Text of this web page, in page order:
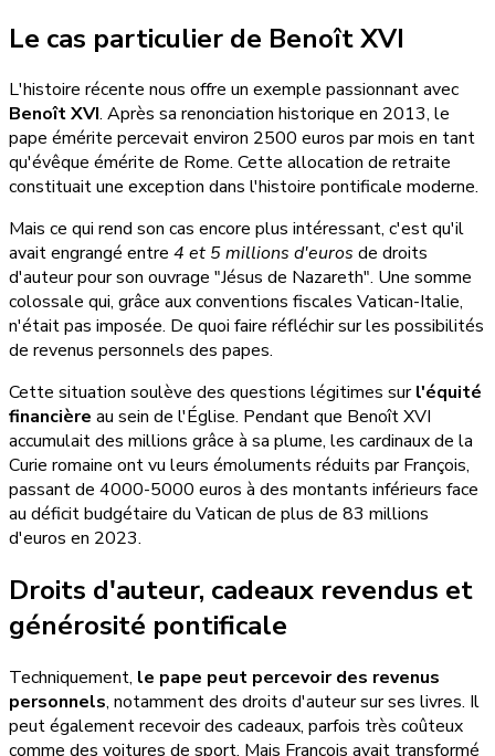
Le cas particulier de Benoît XVI
L'histoire récente nous offre un exemple passionnant avec
Benoît XVI. Après sa renonciation historique en 2013, le
pape émérite percevait environ 2500 euros par mois en tant
qu'évêque émérite de Rome. Cette allocation de retraite
constituait une exception dans l'histoire pontificale moderne.
Mais ce qui rend son cas encore plus intéressant, c'est qu'il
avait engrangé entre 4 et 5 millions d'euros de droits
d'auteur pour son ouvrage "Jésus de Nazareth". Une somme
colossale qui, grâce aux conventions fiscales Vatican-Italie,
n'était pas imposée. De quoi faire réfléchir sur les possibilités
de revenus personnels des papes.
Cette situation soulève des questions légitimes surl'équité
financière au sein de l'Église. Pendant que Benoît XVI
accumulait des millions grâce à sa plume, les cardinaux de la
Curie romaine ont vu leurs émoluments réduits par François,
passant de 4000-5000 euros à des montants inférieurs face
au déficit budgétaire du Vatican de plus de 83 millions
d'euros en 2023.
Droits d'auteur, cadeaux revendus et
générosité pontificale
Techniquement, le pape peut percevoir des revenus
personnels, notamment des droits d'auteur sur ses livres. Il
peut également recevoir des cadeaux, parfois très coûteux
comme des voitures de sport. Mais François avait transformé